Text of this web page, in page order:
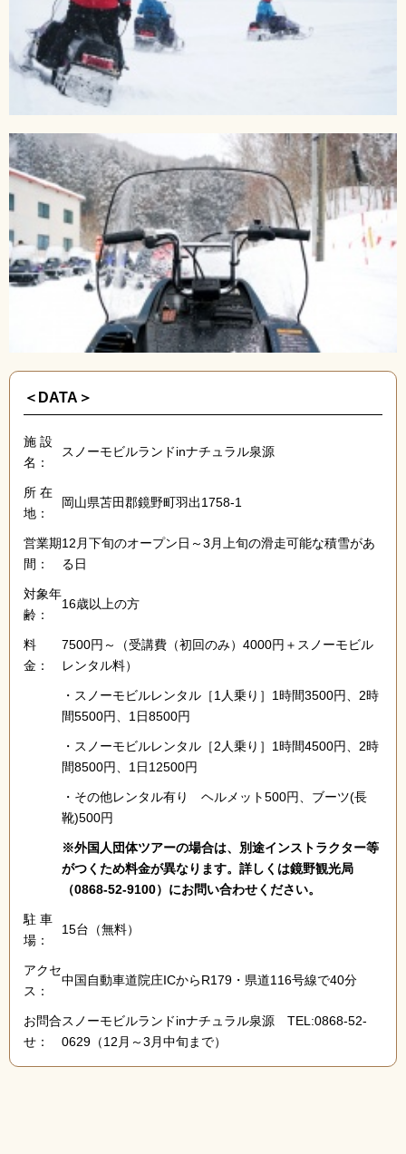
＜DATA＞
施 設
名：
スノーモビルランドinナチュラル泉源
所 在
地：
岡山県苫田郡鏡野町羽出1758-1
営業期
間：
12月下旬のオープン日～3月上旬の滑走可能な積雪があ
る日
対象年
齢：
16歳以上の方
料
金：
7500円～（受講費（初回のみ）4000円＋スノーモビル
レンタル料）
・スノーモビルレンタル［1人乗り］1時間3500円、2時
間5500円、1日8500円
・スノーモビルレンタル［2人乗り］1時間4500円、2時
間8500円、1日12500円
・その他レンタル有り ヘルメット500円、ブーツ(長
靴)500円
※外国人団体ツアーの場合は、別途インストラクター等
がつくため料金が異なります。詳しくは鏡野観光局
（0868-52-9100）にお問い合わせください。
駐 車
場：
15台（無料）
アクセ
ス：
中国自動車道院庄ICからR179・県道116号線で40分
お問合
せ：
スノーモビルランドinナチュラル泉源 TEL:0868-52-
0629（12月～3月中旬まで）